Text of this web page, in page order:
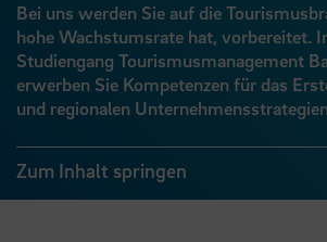
Bei uns werden Sie auf die
hohe Wachstumsrate hat, vorbereitet.
Studiengang Tourismusmanagement
erwerben Sie Kompetenzen für das
und regionalen
Zum Inhalt springen